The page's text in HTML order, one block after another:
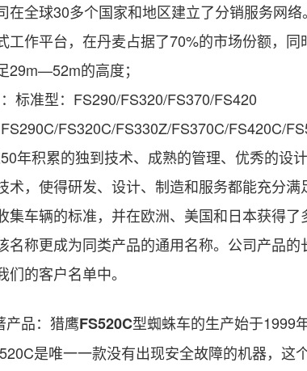
在全球30多个国家和地区建立了分销服务网
工作平台，在丹麦占据了70%的市场份额，同
29m—52m的高度；
标准型： FS290/FS320/FS370/FS420
FS290C/FS320C/FS330Z/FS370C/FS420C/
50年积累的独到技术、成熟的管理、优秀的设
术，使得研发、设计、制造和服务都能充分
集车辆的标准，并在欧洲、美国和日本获得
名称更成为同类产品的通用名称。公司产品
们的客户名单中。
产品：猎鹰FS520C型蜘蛛车的生产始于1999
是唯一一款没有出现安全故障的机器，这